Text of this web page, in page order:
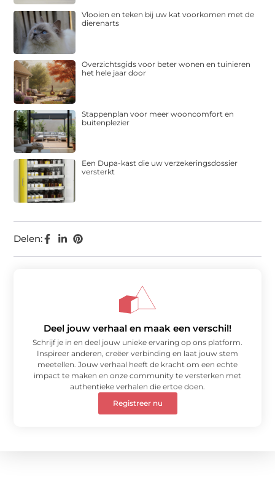
Delen:
Vlooien en teken bij uw kat voorkomen met de
dierenarts
Overzichtsgids voor beter wonen en tuinieren
het hele jaar door
Stappenplan voor meer wooncomfort en
buitenplezier
Een Dupa-kast die uw verzekeringsdossier
versterkt
Deel jouw verhaal en maak een verschil!
Schrijf je in en deel jouw unieke ervaring op ons platform.
Inspireer anderen, creëer verbinding en laat jouw stem
meetellen. Jouw verhaal heeft de kracht om een echte
impact te maken en onze community te versterken met
authentieke verhalen die ertoe doen.
Registreer nu